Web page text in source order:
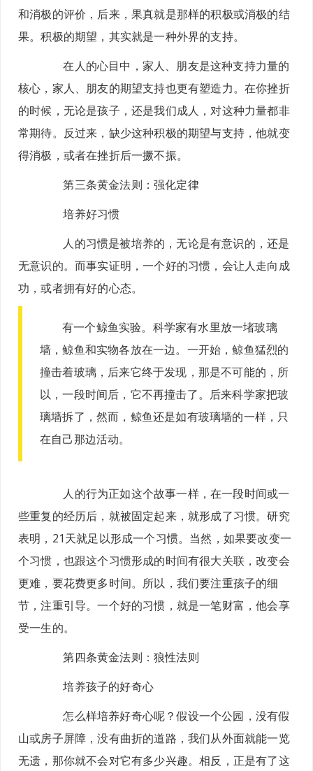
和消极的评价，后来，果真就是那样的积极或消极的结
果。积极的期望，其实就是一种外界的支持。
在人的心目中，家人、朋友是这种支持力量的
核心，家人、朋友的期望支持也更有塑造力。在你挫折
的时候，无论是孩子，还是我们成人，对这种力量都非
常期待。反过来，缺少这种积极的期望与支持，他就变
得消极，或者在挫折后一撅不振。
第三条黄金法则：强化定律
培养好习惯
人的习惯是被培养的，无论是有意识的，还是
无意识的。而事实证明，一个好的习惯，会让人走向成
功，或者拥有好的心态。
有一个鲸鱼实验。科学家有水里放一堵玻璃
墙，鲸鱼和实物各放在一边。一开始，鲸鱼猛烈的
撞击着玻璃，后来它终于发现，那是不可能的，所
以，一段时间后，它不再撞击了。后来科学家把玻
璃墙拆了，然而，鲸鱼还是如有玻璃墙的一样，只
在自己那边活动。
人的行为正如这个故事一样，在一段时间或一
些重复的经历后，就被固定起来，就形成了习惯。研究
表明，21天就足以形成一个习惯。当然，如果要改变一
个习惯，也跟这个习惯形成的时间有很大关联，改变会
更难，要花费更多时间。所以，我们要注重孩子的细
节，注重引导。一个好的习惯，就是一笔财富，他会享
受一生的。
第四条黄金法则：狼性法则
培养孩子的好奇心
怎么样培养好奇心呢？假设一个公园，没有假
山或房子屏障，没有曲折的道路，我们从外面就能一览
无遗，那你就不会对它有多少兴趣。相反，正是有了这